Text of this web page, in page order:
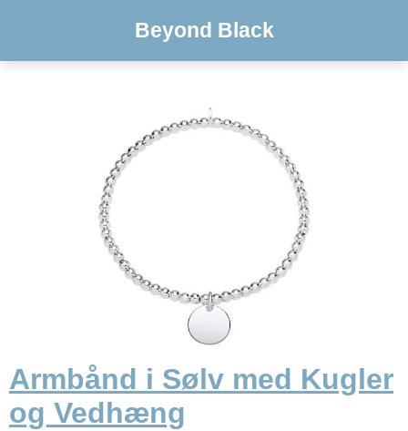
Beyond Black
Armbånd i Sølv med Kugler
og Vedhæng